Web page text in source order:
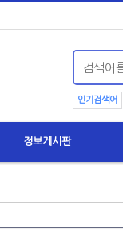
인기검색어
정보게시판